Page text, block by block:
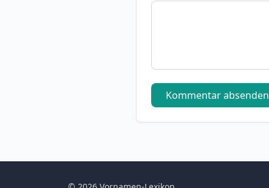
Kommentar absenden